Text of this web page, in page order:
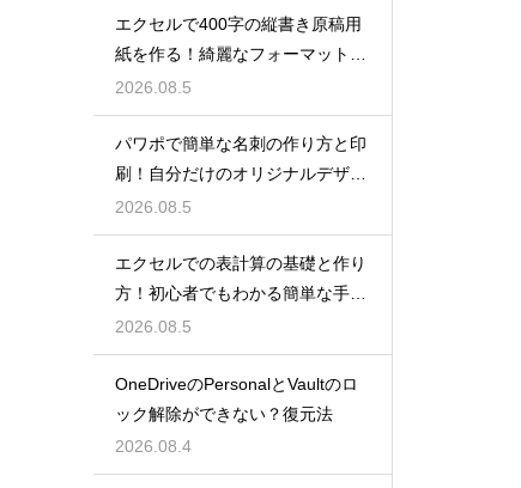
エクセルで400字の縦書き原稿用
紙を作る！綺麗なフォーマット
術！
2026.08.5
パワポで簡単な名刺の作り方と印
刷！自分だけのオリジナルデザイ
ン
2026.08.5
エクセルでの表計算の基礎と作り
方！初心者でもわかる簡単な手順
を紹介
2026.08.5
OneDriveのPersonalとVaultのロ
ック解除ができない？復元法
2026.08.4